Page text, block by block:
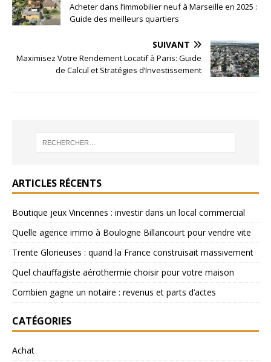
Acheter dans l’immobilier neuf à Marseille en 2025 :
Guide des meilleurs quartiers
SUIVANT
Maximisez Votre Rendement Locatif à Paris: Guide
de Calcul et Stratégies d’Investissement
ARTICLES RÉCENTS
Boutique jeux Vincennes : investir dans un local commercial
Quelle agence immo à Boulogne Billancourt pour vendre vite
Trente Glorieuses : quand la France construisait massivement
Quel chauffagiste aérothermie choisir pour votre maison
Combien gagne un notaire : revenus et parts d’actes
CATÉGORIES
Achat